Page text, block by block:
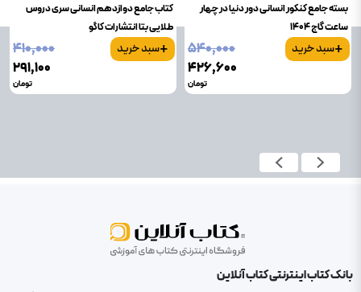
بسته جامع کنکور انسانی دور دنیا در چهار
ساعت گاج 1404
+سبد خرید
۵۴۰٬۰۰۰
۴۲۶٬۶۰۰
تومان
کتاب جامع دوازدهم انسانی سری دروس
طلایی بتا انتشارات کاگو
+سبد خرید
۴۱۰٬۰۰۰
۲۹۱٬۱۰۰
تومان
بانک کتاب اینترنتی کتاب آنلاین